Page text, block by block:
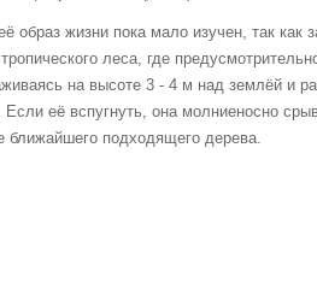
образ жизни пока мало изучен, так как
леса, где
на высоте 3 - 4 м над землёй и
её вспугнуть, она молниеносно
ближайшего подходящего дерева.